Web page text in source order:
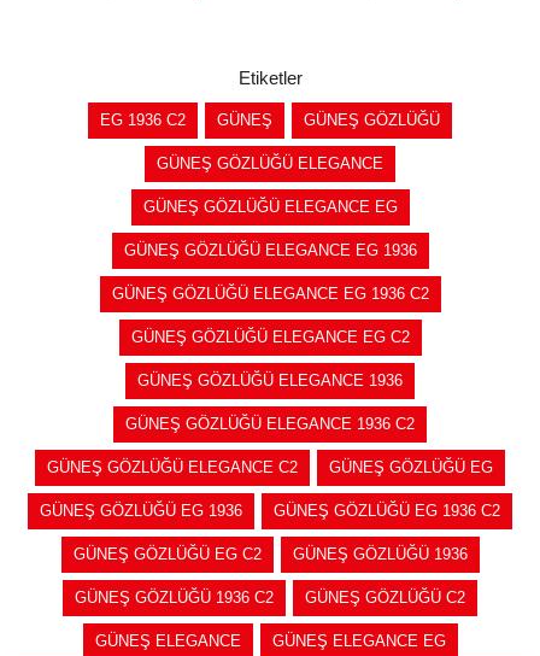
Etiketler
EG 1936 C2 GÜNEŞ GÜNEŞ GÖZLÜĞÜ
GÜNEŞ GÖZLÜĞÜ ELEGANCE
GÜNEŞ GÖZLÜĞÜ ELEGANCE EG
GÜNEŞ GÖZLÜĞÜ ELEGANCE EG 1936
GÜNEŞ GÖZLÜĞÜ ELEGANCE EG 1936 C2
GÜNEŞ GÖZLÜĞÜ ELEGANCE EG C2
GÜNEŞ GÖZLÜĞÜ ELEGANCE 1936
GÜNEŞ GÖZLÜĞÜ ELEGANCE 1936 C2
GÜNEŞ GÖZLÜĞÜ ELEGANCE C2 GÜNEŞ GÖZLÜĞÜ EG
GÜNEŞ GÖZLÜĞÜ EG 1936 GÜNEŞ GÖZLÜĞÜ EG 1936 C2
GÜNEŞ GÖZLÜĞÜ EG C2 GÜNEŞ GÖZLÜĞÜ 1936
GÜNEŞ GÖZLÜĞÜ 1936 C2 GÜNEŞ GÖZLÜĞÜ C2
GÜNEŞ ELEGANCE GÜNEŞ ELEGANCE EG